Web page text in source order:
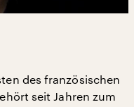
des französischen
seit Jahren zum